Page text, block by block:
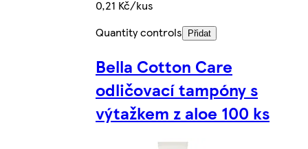
0,21 Kč/kus
Quantity controls
Přidat
Bella Cotton Care
odličovací tampóny s
výtažkem z aloe 100 ks